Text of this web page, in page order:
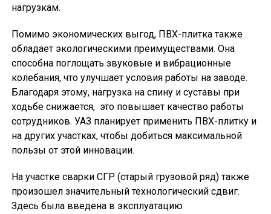
нагрузкам.
Помимо экономических выгод, ПВХ-плитка также
обладает экологическими преимуществами. Она
способна поглощать звуковые и вибрационные
колебания, что улучшает условия работы на заводе.
Благодаря этому, нагрузка на спину и суставы при
ходьбе снижается, это повышает качество работы
сотрудников. УАЗ планирует применить ПВХ-плитку и
на других участках, чтобы добиться максимальной
пользы от этой инновации.
На участке сварки СГР (старый грузовой ряд) также
произошел значительный технологический сдвиг.
Здесь была введена в эксплуатацию